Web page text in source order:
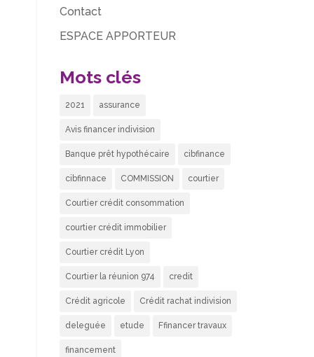
Contact
ESPACE APPORTEUR
Mots clés
2021 assurance
Avis financer indivision
Banque prêt hypothécaire cibfinance
cibfinnace COMMISSION courtier
Courtier crédit consommation
courtier crédit immobilier
Courtier crédit Lyon
Courtier la réunion 974 credit
Crédit agricole Crédit rachat indivision
deleguée etude Ffinancer travaux
financement